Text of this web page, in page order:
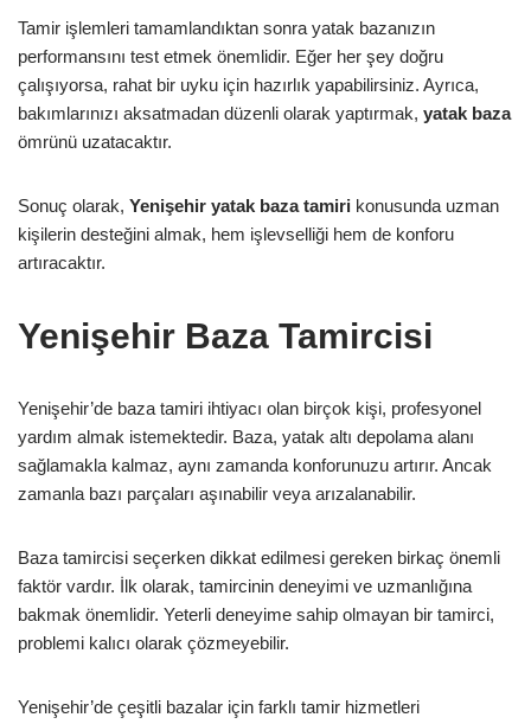
Tamir işlemleri tamamlandıktan sonra yatak bazanızın
performansını test etmek önemlidir. Eğer her şey doğru
çalışıyorsa, rahat bir uyku için hazırlık yapabilirsiniz. Ayrıca,
bakımlarınızı aksatmadan düzenli olarak yaptırmak, yatak baza
ömrünü uzatacaktır.
Sonuç olarak, Yenişehir yatak baza tamiri konusunda uzman
kişilerin desteğini almak, hem işlevselliği hem de konforu
artıracaktır.
Yenişehir Baza Tamircisi
Yenişehir’de baza tamiri ihtiyacı olan birçok kişi, profesyonel
yardım almak istemektedir. Baza, yatak altı depolama alanı
sağlamakla kalmaz, aynı zamanda konforunuzu artırır. Ancak
zamanla bazı parçaları aşınabilir veya arızalanabilir.
Baza tamircisi seçerken dikkat edilmesi gereken birkaç önemli
faktör vardır. İlk olarak, tamircinin deneyimi ve uzmanlığına
bakmak önemlidir. Yeterli deneyime sahip olmayan bir tamirci,
problemi kalıcı olarak çözmeyebilir.
Yenişehir’de çeşitli bazalar için farklı tamir hizmetleri